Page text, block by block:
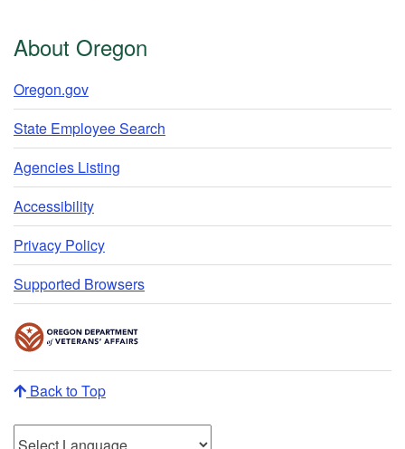
About Oregon
Oregon.gov
State Employee Search
Agencies Listing
Accessibility
Privacy Policy
Supported Browsers
Back to Top